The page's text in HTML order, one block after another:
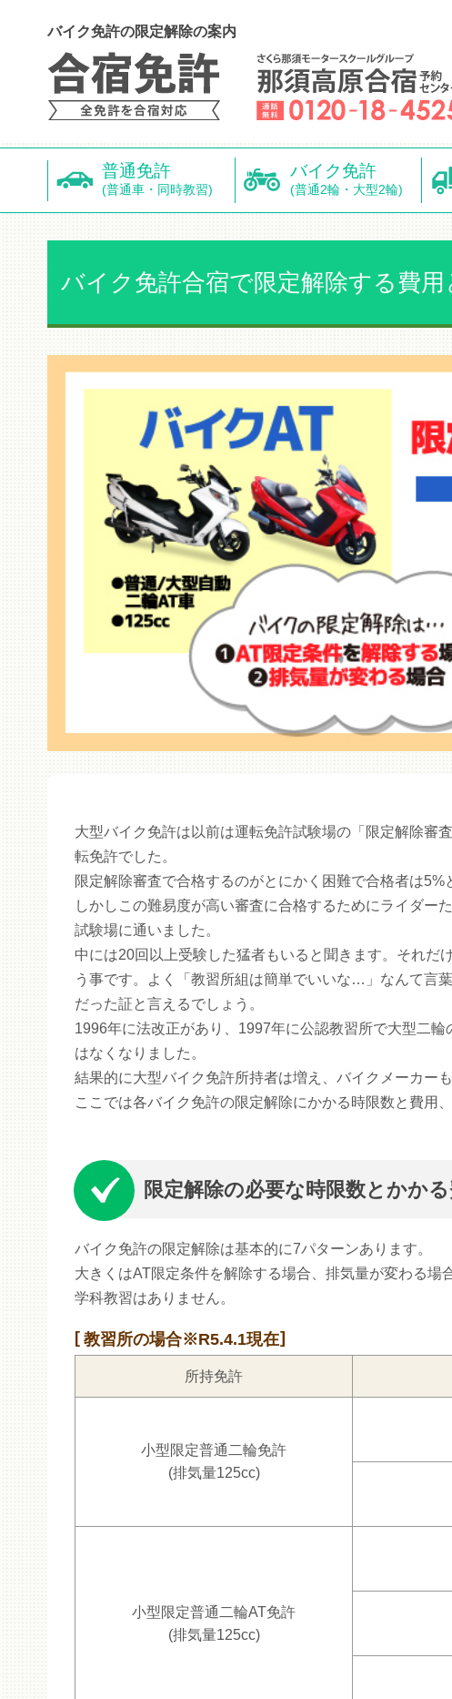
バイク免許の限定解除の案内
普通免許
(普通車・同時教習)
バイク免許
(普通2輪・大型2輪)
バイク免許合宿で限定解除する費
大型バイク免許は以前は運転免許試験場の「限定解除審
転免許でした。
限定解除審査で合格するのがとにかく困難で合格者は5%
しかしこの難易度が高い審査に合格するためにライダー
試験場に通いました。
中には20回以上受験した猛者もいると聞きます。それだ
う事です。よく「教習所組は簡単でいいな…」なんて言
だった証と言えるでしょう。
1996年に法改正があり、1997年に公認教習所で大型二
はなくなりました。
結果的に大型バイク免許所持者は増え、バイクメーカー
ここでは各バイク免許の限定解除にかかる時限数と費用
限定解除の必要な時限数とかかる
バイク免許の限定解除は基本的に7パターンあります。
大きくはAT限定条件を解除する場合、排気量が変わる場
学科教習はありません。
教習所の場合※R5.4.1現在
所持免許
小型限定普通二輪免許
(排気量125cc)
小型限定普通二輪AT免許
(排気量125cc)